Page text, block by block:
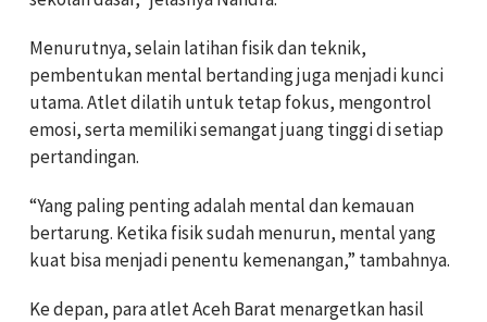
Menurutnya, selain latihan fisik dan teknik,
pembentukan mental bertanding juga menjadi kunci
utama. Atlet dilatih untuk tetap fokus, mengontrol
emosi, serta memiliki semangat juang tinggi di setiap
pertandingan.
“Yang paling penting adalah mental dan kemauan
bertarung. Ketika fisik sudah menurun, mental yang
kuat bisa menjadi penentu kemenangan,” tambahnya.
Ke depan, para atlet Aceh Barat menargetkan hasil